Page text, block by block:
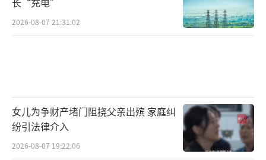
2026-08-07 21:31:02
女儿为争财产堵门阻挠父亲出殡 家庭纠
纷引法律介入
2026-08-07 19:22:06